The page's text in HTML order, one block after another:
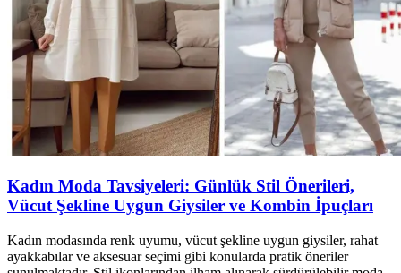
Kadın Moda Tavsiyeleri: Günlük Stil Önerileri,
Vücut Şekline Uygun Giysiler ve Kombin İpuçları
Kadın modasında renk uyumu, vücut şekline uygun giysiler, rahat
ayakkabılar ve aksesuar seçimi gibi konularda pratik öneriler